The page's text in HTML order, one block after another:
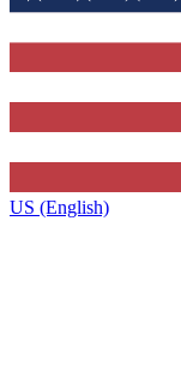
US (English)